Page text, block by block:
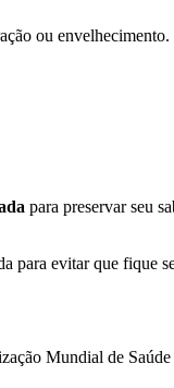
ou envelhecimento.
para preservar seu
para evitar que fique
Mundial de